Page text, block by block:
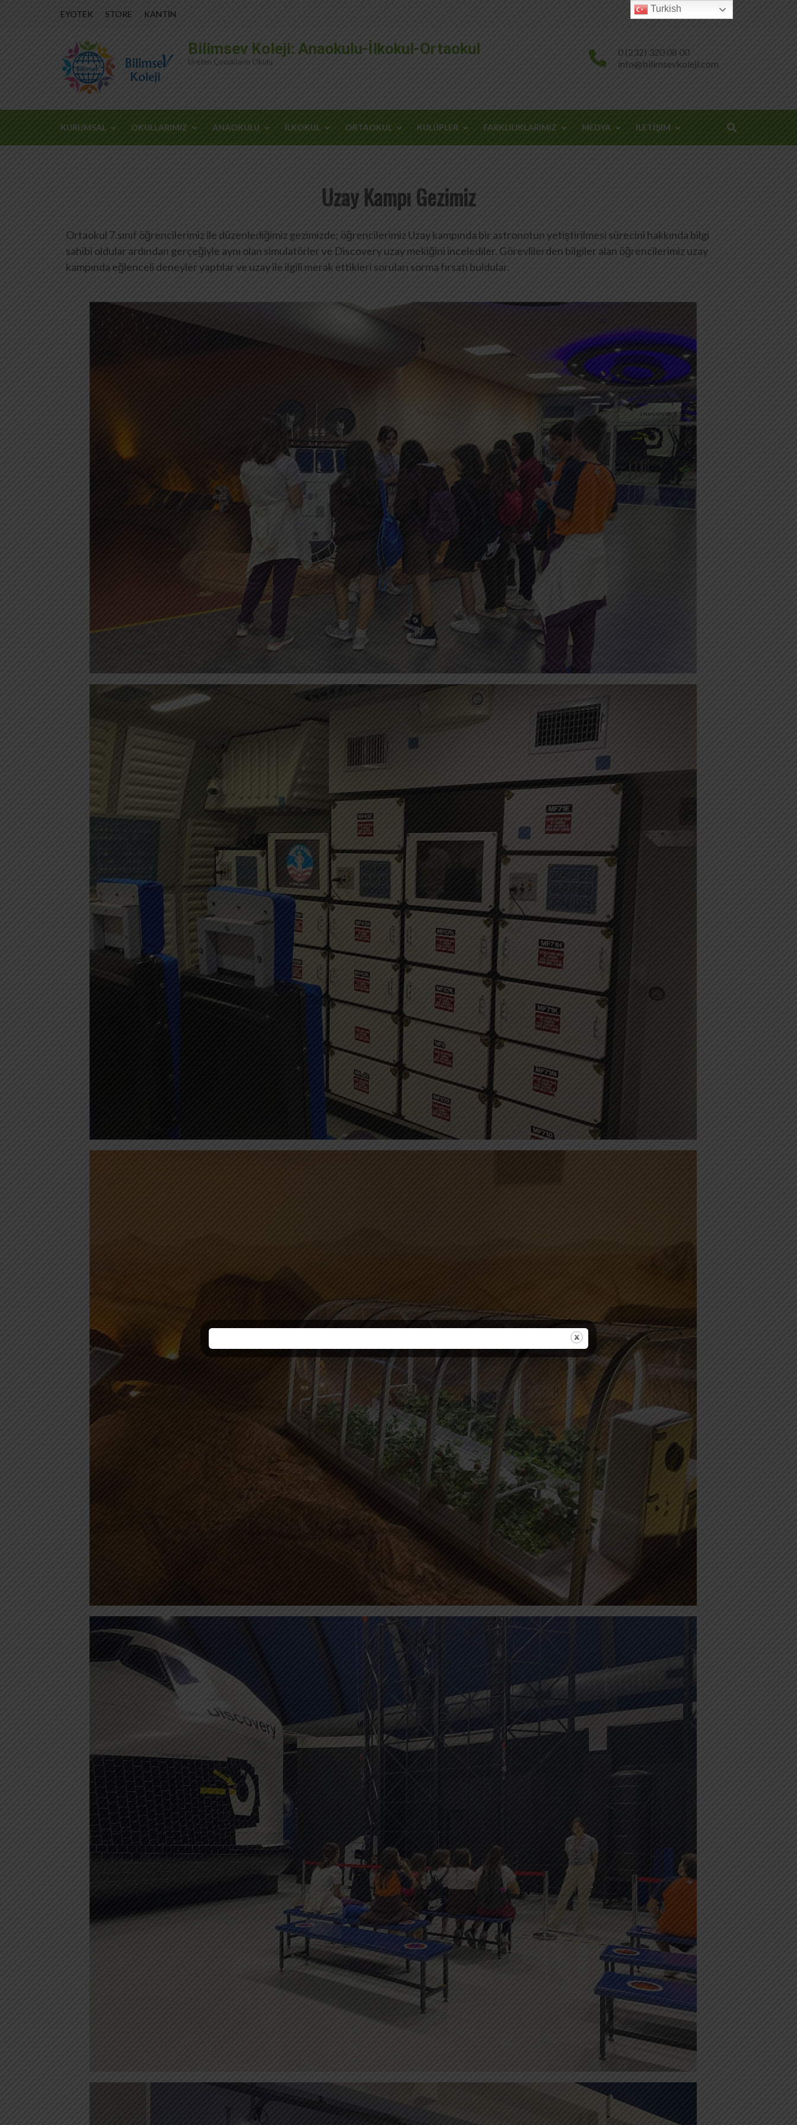
EYOTEK STORE KANTİN
Bilimsev Koleji: Anaokulu-İlkokul-Ortaokul
Üreten Çocukların Okulu
0 (232) 320 08 00
info@bilimsevkoleji.com
KURUMSAL OKULLARIMIZ ANAOKULU İLKOKUL ORTAOKUL KULÜPLER FARKLILIKLARIMIZ MEDYA İLETİŞİM
Uzay Kampı Gezimiz
Ortaokul 7.sınıf öğrencilerimiz ile düzenlediğimiz gezimizde; öğrencilerimiz Uzay kampında bir astronotun yetiştirilmesi sürecini hakkında bilgi
sahibi oldular ardından gerçeğiyle aynı olan simulatörler ve Discovery uzay mekiğini incelediler. Görevlilerden bilgiler alan öğrencilerimiz uzay
kampında eğlenceli deneyler yaptılar ve uzay ile ilgili merak ettikleri soruları sorma fırsatı buldular.
Turkish